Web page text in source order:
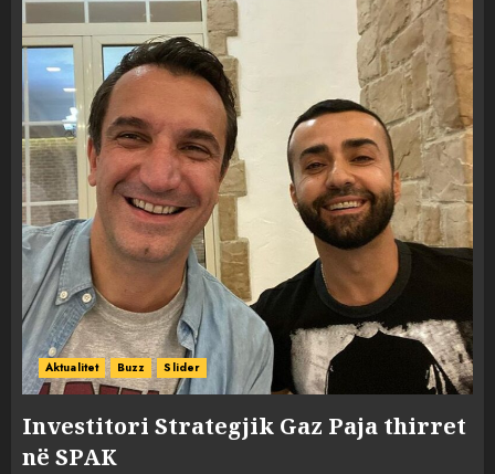
Aktualitet Buzz Slider
Investitori Strategjik Gaz Paja thirret
në SPAK